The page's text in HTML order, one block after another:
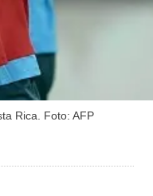
Rica. Foto: AFP